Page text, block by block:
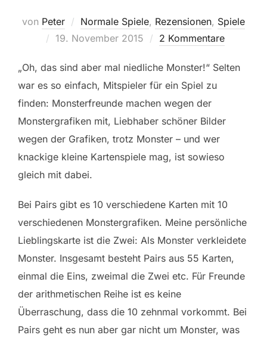
von Peter Normale Spiele, Rezensionen, Spiele
Veröffentlicht
19. November 2015 2 Kommentare
„Oh, das sind aber mal niedliche Monster!“ Selten
war es so einfach, Mitspieler für ein Spiel zu
finden: Monsterfreunde machen wegen der
Monstergrafiken mit, Liebhaber schöner Bilder
wegen der Grafiken, trotz Monster – und wer
knackige kleine Kartenspiele mag, ist sowieso
gleich mit dabei.
Bei Pairs gibt es 10 verschiedene Karten mit 10
verschiedenen Monstergrafiken. Meine persönliche
Lieblingskarte ist die Zwei: Als Monster verkleidete
Monster. Insgesamt besteht Pairs aus 55 Karten,
einmal die Eins, zweimal die Zwei etc. Für Freunde
der arithmetischen Reihe ist es keine
Überraschung, dass die 10 zehnmal vorkommt. Bei
Pairs geht es nun aber gar nicht um Monster, was